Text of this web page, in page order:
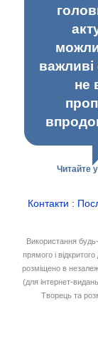
важливі
не
Читайте
Контакти :
Використання
прямого і
розміщено в
(для інтернет-
Творець та